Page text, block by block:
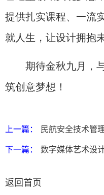
提供扎实课程、一流
就人生，让设计拥抱
期待金秋九月，
筑创意梦想！
上一篇：
民航安全技术管
下一篇：
数字媒体艺术设
返回首页